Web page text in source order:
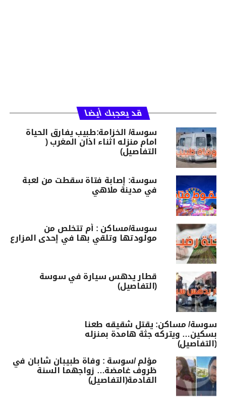
قد يعجبك أيضا
سوسة/ الخزامة:طبيب يفارق الحياة
امام منزله اثناء اذان المغرب (
التفاصيل)
سوسة: إصابة فتاة سقطت من لعبة
في مدينة ملاهي
سوسة/مساكن : أم تتخلص من
مولودتها وتلقي بها في إحدى المزارع
قطار يدهس سيارة في سوسة
(التفاصيل)
سوسة/ مساكن: يقتل شقيقه طعنا
بسكين… ويتركه جثة هامدة بمنزله
(التفاصيل)
مؤلم /سوسة : وفاة طبيبان شابان في
ظروف غامضة… زواجهما السنة
القادمة(التفاصيل)